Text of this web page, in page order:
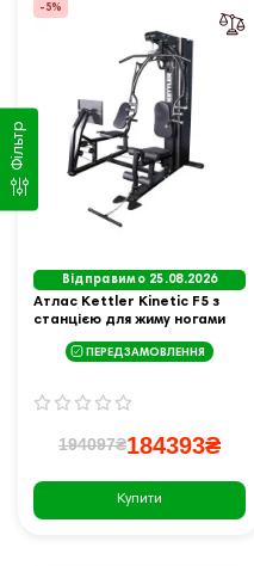
Фільтр
-5%
Відправимо 25.08.2026
Атлас Kettler Kinetic F5 з
станцією для жиму ногами
ПЕРЕДЗАМОВЛЕННЯ
194097₴184393₴
Купити